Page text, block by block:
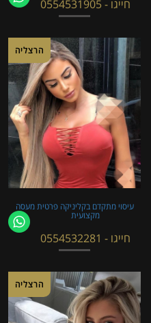
חייגו - 0554531905
הרצליה
עיסוי מתקדם בקליניקה פרטית מעסה
מקצועית
חייגו - 0554532281
הרצליה